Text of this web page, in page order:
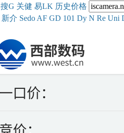
搜G 关健 易LK 历史价格
新介 Sedo AF GD 101 Dy N Re Uni